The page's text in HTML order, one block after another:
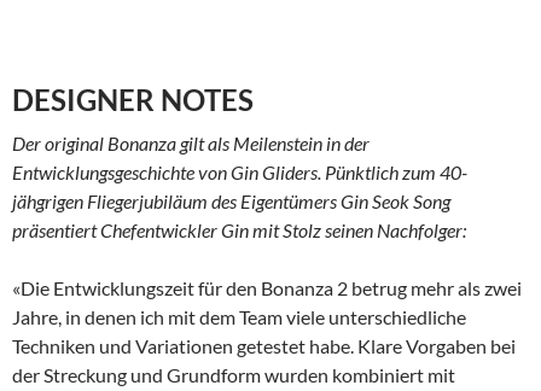
DESIGNER NOTES
Der original Bonanza gilt als Meilenstein in der
Entwicklungsgeschichte von Gin Gliders. Pünktlich zum 40-
jähgrigen Fliegerjubiläum des Eigentümers Gin Seok Song
präsentiert Chefentwickler Gin mit Stolz seinen Nachfolger:
«Die Entwicklungszeit für den Bonanza 2 betrug mehr als zwei
Jahre, in denen ich mit dem Team viele unterschiedliche
Techniken und Variationen getestet habe. Klare Vorgaben bei
der Streckung und Grundform wurden kombiniert mit